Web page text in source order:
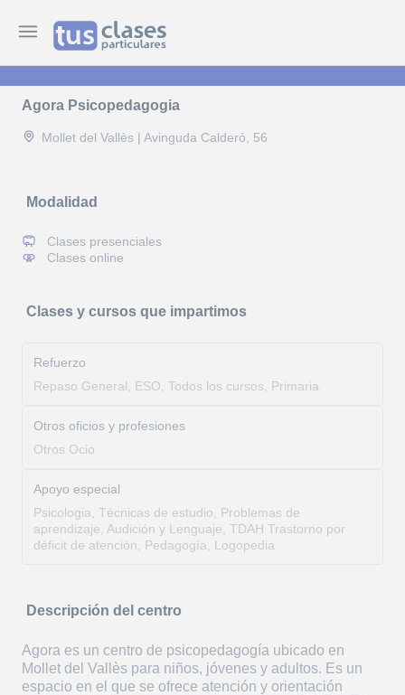
Agora Psicopedagogia
Mollet del Vallès | Avinguda Calderó, 56
Modalidad
Clases presenciales
Clases online
Clases y cursos que impartimos
Refuerzo
Repaso General, ESO, Todos los cursos, Primaria
Otros oficios y profesiones
Otros Ocio
Apoyo especial
Psicologia, Técnicas de estudio, Problemas de
aprendizaje, Audición y Lenguaje, TDAH Trastorno por
déficit de atención, Pedagogía, Logopedia
Descripción del centro
Agora es un centro de psicopedagogía ubicado en
Mollet del Vallès para niños, jóvenes y adultos. Es un
espacio en el que se ofrece atención y orientación